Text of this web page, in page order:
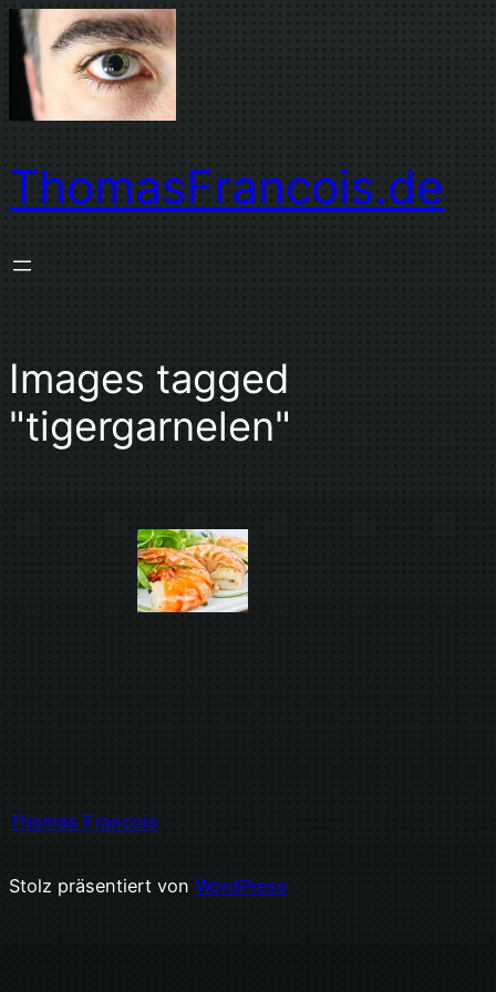
Zum
Inhalt
springen
ThomasFrancois.de
Images tagged
"tigergarnelen"
Thomas Francois
Stolz präsentiert von WordPress